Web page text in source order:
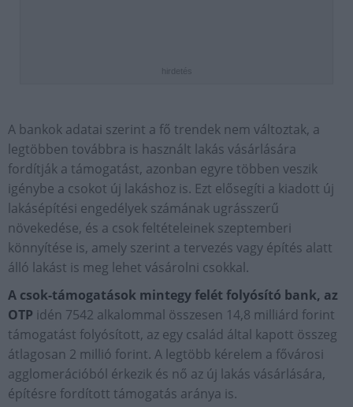
hirdetés
A bankok adatai szerint a fő trendek nem változtak, a
legtöbben továbbra is használt lakás vásárlására
fordítják a támogatást, azonban egyre többen veszik
igénybe a csokot új lakáshoz is. Ezt elősegíti a kiadott új
lakásépítési engedélyek számának ugrásszerű
növekedése, és a csok feltételeinek szeptemberi
könnyítése is, amely szerint a tervezés vagy építés alatt
álló lakást is meg lehet vásárolni csokkal.
A csok-támogatások mintegy felét folyósító bank, az
OTP idén 7542 alkalommal összesen 14,8 milliárd forint
támogatást folyósított, az egy család által kapott összeg
átlagosan 2 millió forint. A legtöbb kérelem a fővárosi
agglomerációból érkezik és nő az új lakás vásárlására,
építésre fordított támogatás aránya is.